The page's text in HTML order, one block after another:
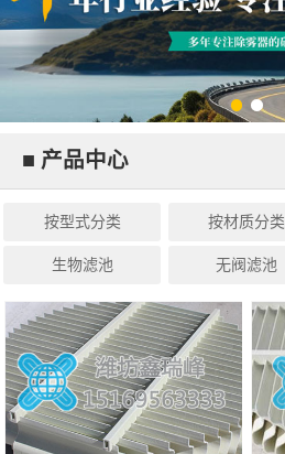
■ 产品中心
按型式分类 按材质分类
生物滤池 无阀滤池